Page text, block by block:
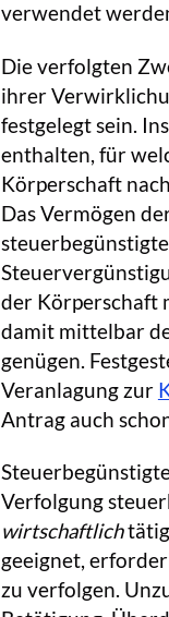
verwendet
Die verfolgten
ihrer
festgelegt sein.
enthalten, für
Körperschaft
Das Vermögen
der Körperschaft
damit mittelbar
genügen.
Veranlagung zur
Antrag auch
Verfolgung
wirtschaftlichtätig
geeignet,
zu verfolgen.